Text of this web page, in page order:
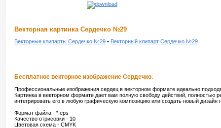
Векторная картинка Сердечко №29
Векторные клипарты Сердечко №29 • Векторный клипарт Сердечко №29
Бесплатное векторное изображение Сердечко.
Профессиональные изображения сердец в векторном формате идеально
Картинка в векторном формате дает вам полную свободу действий, полностью
интегрировать его в любую графическую композицию или создать новый дизайн
Формат файла - *.eps
Качество отрисовки - 10
Цветовая схема - CMYK